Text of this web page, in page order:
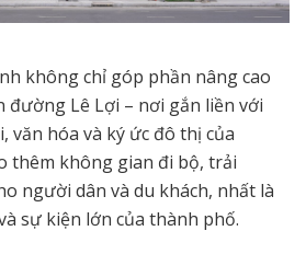
không chỉ góp phần nâng cao
đường Lê Lợi – nơi gắn liền với
văn hóa và ký ức đô thị của
thêm không gian đi bộ, trải
người dân và du khách, nhất là
sự kiện lớn của thành phố.